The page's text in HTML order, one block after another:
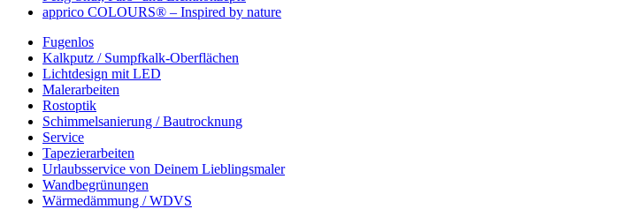
apprico COLOURS® – Inspired by nature
Fugenlos
Kalkputz / Sumpfkalk-Oberflächen
Lichtdesign mit LED
Malerarbeiten
Rostoptik
Schimmelsanierung / Bautrocknung
Service
Tapezierarbeiten
Urlaubsservice von Deinem Lieblingsmaler
Wandbegrünungen
Wärmedämmung / WDVS